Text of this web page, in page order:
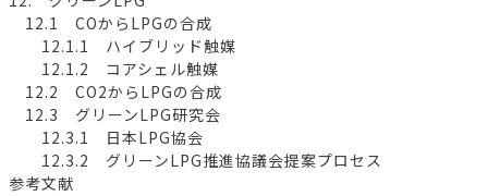
12.1 COからLPGの合成
12.1.1 ハイブリッド触媒
12.1.2 コアシェル触媒
12.2 CO2からLPGの合成
12.3 グリーンLPG研究会
12.3.1 日本LPG協会
12.3.2 グリーンLPG推進協議会提案プロセス
参考文献